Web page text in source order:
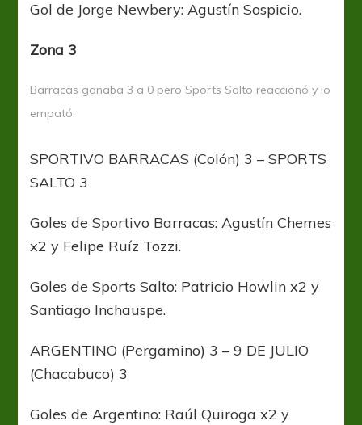
Gol de Jorge Newbery: Agustín Sospicio.
Zona 3
Barracas ganaba 3 a 0 pero Sports Salto reaccionó y lo
empató.
SPORTIVO BARRACAS (Colón) 3 – SPORTS
SALTO 3
Goles de Sportivo Barracas: Agustín Chemes
x2 y Felipe Ruíz Tozzi.
Goles de Sports Salto: Patricio Howlin x2 y
Santiago Inchauspe.
ARGENTINO (Pergamino) 3 – 9 DE JULIO
(Chacabuco) 3
Goles de Argentino: Raúl Quiroga x2 y